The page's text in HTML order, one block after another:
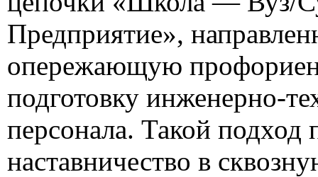
Предприятие»,
опережающую
подготовку инженерно-
персонала. Такой подход
наставничество в